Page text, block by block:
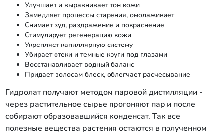
Улучшает и выравнивает тон кожи
Замедляет процессы старения, омолаживает
Снимает зуд, раздражение и покраснение
Стимулирует регенерацию кожи
Укрепляет капиллярную систему
Убирает отеки и темные круги под глазами
Восстанавливает водный баланс
Придает волосам блеск, облегчает расчесывание
Гидролат получают методом паровой дистилляции -
через растительное сырье прогоняют пар и после
собирают образовавшийся конденсат. Так все
полезные вещества растения остаются в полученном